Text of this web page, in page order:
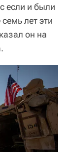
если и были
лет эти
он на